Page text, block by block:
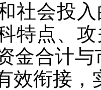
社会投
特点、
金合计
效衔接，